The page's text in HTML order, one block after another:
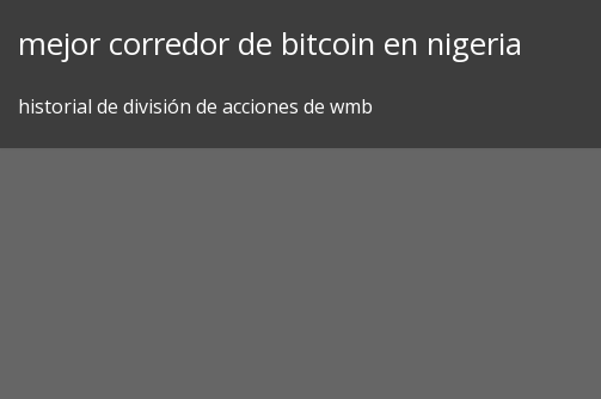
mejor corredor de bitcoin en nigeria
historial de división de acciones de wmb